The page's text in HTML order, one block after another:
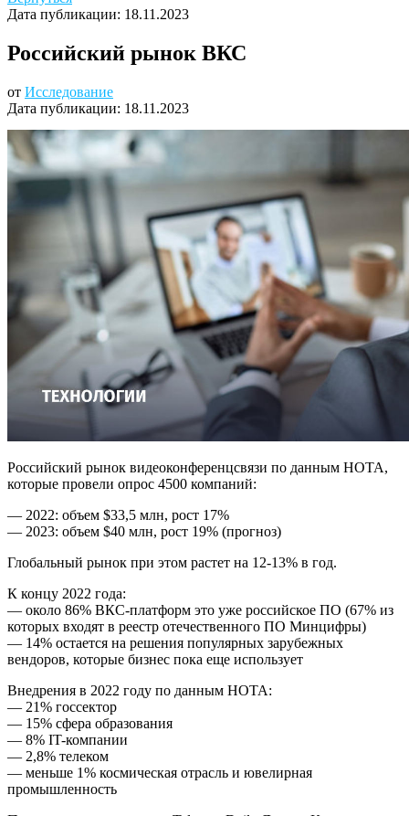
Дата публикации: 18.11.2023
Российский рынок ВКС
от Исследование
Дата публикации: 18.11.2023
Российский рынок видеоконференцсвязи по данным НОТА,
которые провели опрос 4500 компаний:
— 2022: объем $33,5 млн, рост 17%
— 2023: объем $40 млн, рост 19% (прогноз)
Глобальный рынок при этом растет на 12-13% в год.
К концу 2022 года:
— около 86% ВКС-платформ это уже российское ПО (67% из
которых входят в реестр отечественного ПО Минцифры)
— 14% остается на решения популярных зарубежных
вендоров, которые бизнес пока еще использует
Внедрения в 2022 году по данным НОТА:
— 21% госсектор
— 15% сфера образования
— 8% IT-компании
— 2,8% телеком
— меньше 1% космическая отрасль и ювелирная
промышленность